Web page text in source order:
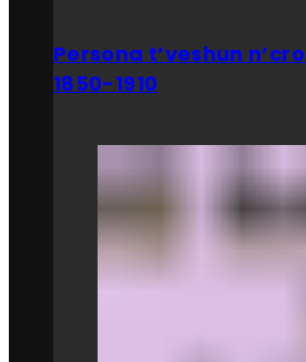
Persona t’veshun
1850-1910